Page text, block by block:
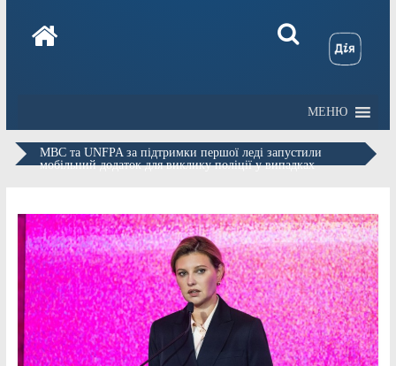
МЕНЮ
МВС та UNFPA за підтримки першої леді запустили
мобільний додаток для виклику поліції у випадках